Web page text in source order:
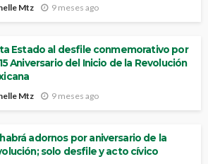
Mtz 9 meses ago
Estado al desfile conmemorativo por
Aniversario del Inicio de la Revolución
Mtz 9 meses ago
adornos por aniversario de la
solo desfile y acto cívico